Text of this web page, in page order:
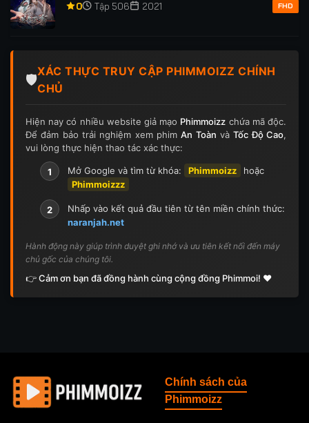
0 Tập 506 2021 FHD
🛡️
XÁC THỰC TRUY CẬP PHIMMOIZZ CHÍNH
CHỦ
Hiện nay có nhiều website giả mạo Phimmoizz chứa mã độc.
Để đảm bảo trải nghiệm xem phimAn Toàn vàTốc Độ Cao,
vui lòng thực hiện thao tác xác thực:
1 Mở Google và tìm từ khóa: Phimmoizz
hoặc
Phimmoizzz
2
Nhấp vào kết quả đầu tiên từ tên miền chính thức:
naranjah.net
Hành động này giúp trình duyệt ghi nhớ và ưu tiên kết nối đến máy
chủ gốc của chúng tôi.
👉 Cảm ơn bạn đã đồng hành cùng cộng đồng Phimmoi! ❤️
Chính sách của
Phimmoizz